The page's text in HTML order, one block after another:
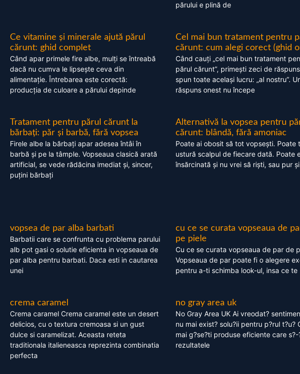
părului e plină de
Ce vitamine și minerale ajută părul
cărunt: ghid complet
Când apar primele fire albe, mulți se întreabă
dacă nu cumva le lipsește ceva din
alimentație. Întrebarea este corectă:
producția de culoare a părului depinde
Cel mai bun tratament pentru
cărunt: cum alegi corect (ghid
Când cauți „cel mai bun tratament
părul cărunt”, primești zeci de
spun toate același lucru: „al nostru”.
răspuns onest nu începe
Tratament pentru părul cărunt la
bărbați: păr și barbă, fără vopsea
Firele albe la bărbați apar adesea întâi în
barbă și pe la tâmple. Vopseaua clasică arată
artificial, se vede rădăcina imediat și, sincer,
puțini bărbați
Alternativă la vopsea pentru
cărunt: blândă, fără amoniac
Poate ai obosit să tot vopsești. Poate
ustură scalpul de fiecare dată. Poate
însărcinată și nu vrei să riști, sau pur
vopsea de par alba barbati
Barbatii care se confrunta cu problema parului
alb pot gasi o solutie eficienta in vopseaua de
par alba pentru barbati. Daca esti in cautarea
unei
cu ce se curata vopseaua de
pe piele
Cu ce se curata vopseaua de par de
Vopseaua de par poate fi o alegere
pentru a-ti schimba look-ul, insa ce te
crema caramel
Crema caramel Crema caramel este un desert
delicios, cu o textura cremoasa si un gust
dulce si caramelizat. Aceasta reteta
traditionala italieneasca reprezinta combinatia
perfecta
no gray area uk
No Gray Area UK Ai vreodat?
nu mai exist? solu?ii pentru p?rul t?u?
mai g?se?ti produse eficiente care s?-
rezultatele